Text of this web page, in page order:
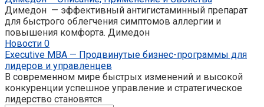
Димедон — эффективный антигистаминный препарат
для быстрого облегчения симптомов аллергии и
повышения комфорта. Димедон
Новости 0
Executive MBA — Продвинутые бизнес-программы для
лидеров и управленцев
В современном мире быстрых изменений и высокой
конкуренции успешное управление и стратегическое
лидерство становятся